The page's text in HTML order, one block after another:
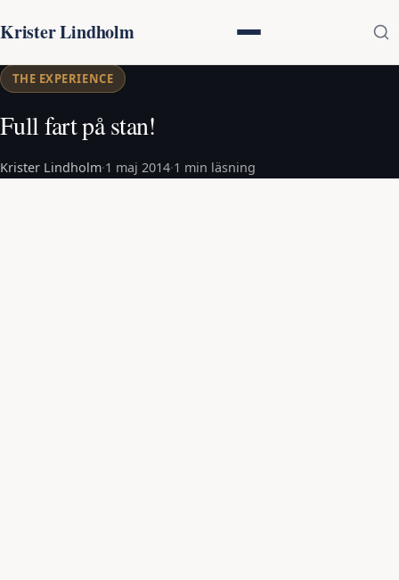
Krister Lindholm
THE EXPERIENCE
Full fart på stan!
Krister Lindholm·1 maj 2014·1 min läsning